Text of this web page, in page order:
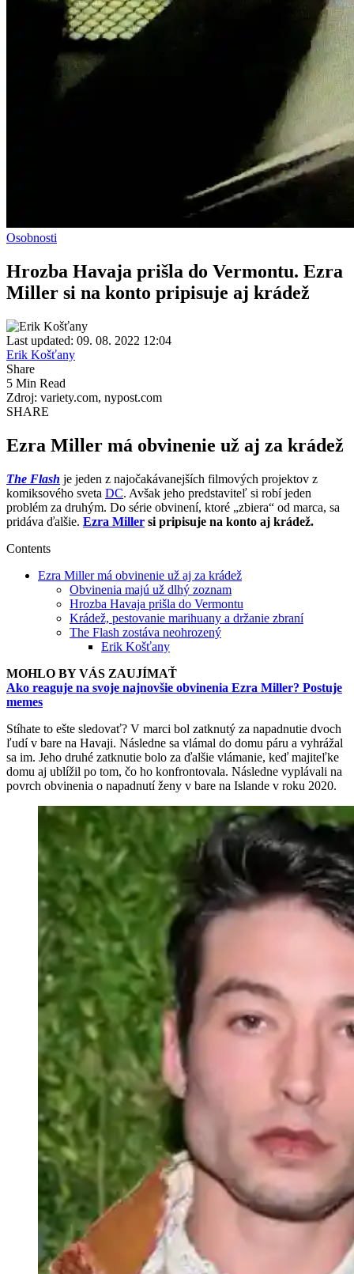
Osobnosti
Hrozba Havaja prišla do Vermontu. Ezra
Miller si na konto pripisuje aj krádež
Last updated: 09. 08. 2022 12:04
Erik Košťany
Share
5 Min Read
Zdroj: variety.com, nypost.com
SHARE
Ezra Miller má obvinenie už aj za krádež
The Flash je jeden z najočakávanejších filmových projektov z
komiksového sveta DC. Avšak jeho predstaviteľ si robí jeden
problém za druhým. Do série obvinení, ktoré „zbiera“ od marca, sa
pridáva ďalšie. Ezra Miller si pripisuje na konto aj krádež.
Contents
Ezra Miller má obvinenie už aj za krádež
Obvinenia majú už dlhý zoznam
Hrozba Havaja prišla do Vermontu
Krádež, pestovanie marihuany a držanie zbraní
The Flash zostáva neohrozený
Erik Košťany
MOHLO BY VÁS ZAUJÍMAŤ
Ako reaguje na svoje najnovšie obvinenia Ezra Miller? Postuje
memes
Stíhate to ešte sledovať? V marci bol zatknutý za napadnutie dvoch
ľudí v bare na Havaji. Následne sa vlámal do domu páru a vyhrážal
sa im. Jeho druhé zatknutie bolo za ďalšie vlámanie, keď majiteľke
domu aj ublížil po tom, čo ho konfrontovala. Následne vyplávali na
povrch obvinenia o napadnutí ženy v bare na Islande v roku 2020.